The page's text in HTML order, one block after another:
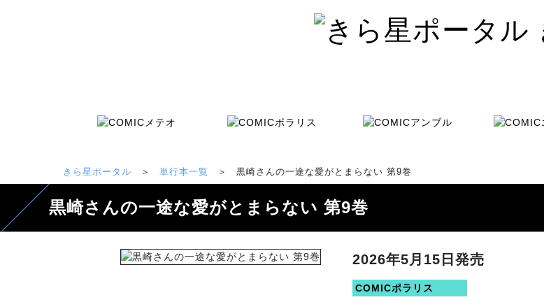
きら星ポータル ＞ 単行本一覧 ＞ 黒崎さんの一途な愛がとまらない 第9巻
黒崎さんの一途な愛がとまらない 第9巻
2026年5月15日発売
COMICポラリス